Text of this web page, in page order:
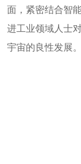
面，紧密结合智
进工业领域人士
宇宙的良性发展。